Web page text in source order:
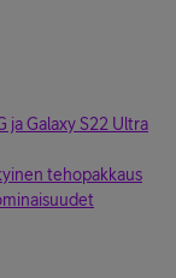
ja Galaxy S22 Ultra
tehopakkaus